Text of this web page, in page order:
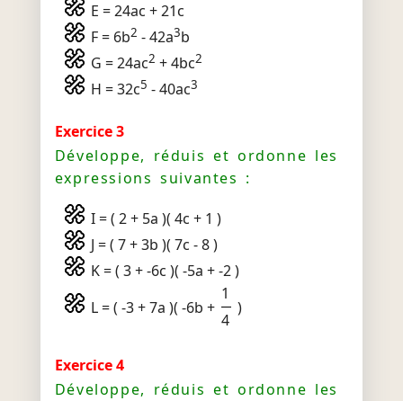
E = 24ac + 21c
F = 6b2 - 42a3b
G = 24ac2 + 4bc2
H = 32c5 - 40ac3
Exercice 3
Développe, réduis et ordonne les
expressions suivantes :
I = ( 2 + 5a )( 4c + 1 )
J = ( 7 + 3b )( 7c - 8 )
K = ( 3 + -6c )( -5a + -2 )
L = ( -3 + 7a )( -6b +
1
4
)
Exercice 4
Développe, réduis et ordonne les